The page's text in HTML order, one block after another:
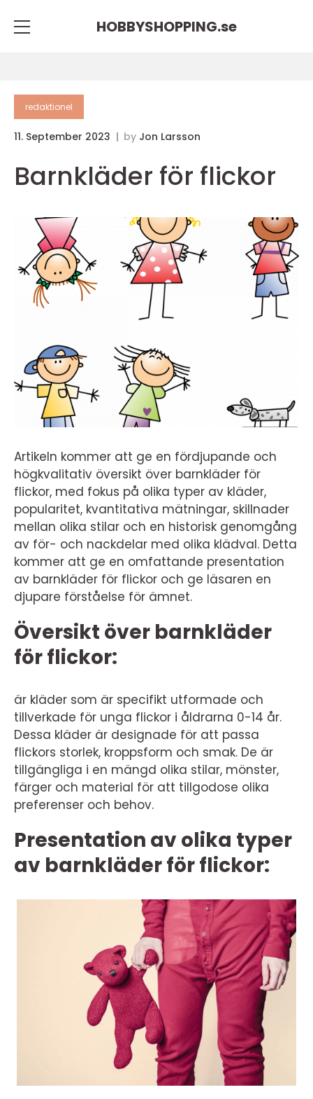
HOBBYSHOPPING.se
redaktionel
11. September 2023 by Jon Larsson
Barnkläder för flickor
Artikeln kommer att ge en fördjupande och
högkvalitativ översikt över barnkläder för
flickor, med fokus på olika typer av kläder,
popularitet, kvantitativa mätningar, skillnader
mellan olika stilar och en historisk genomgång
av för- och nackdelar med olika klädval. Detta
kommer att ge en omfattande presentation
av barnkläder för flickor och ge läsaren en
djupare förståelse för ämnet.
Översikt över barnkläder
för flickor:
är kläder som är specifikt utformade och
tillverkade för unga flickor i åldrarna 0-14 år.
Dessa kläder är designade för att passa
flickors storlek, kroppsform och smak. De är
tillgängliga i en mängd olika stilar, mönster,
färger och material för att tillgodose olika
preferenser och behov.
Presentation av olika typer
av barnkläder för flickor: